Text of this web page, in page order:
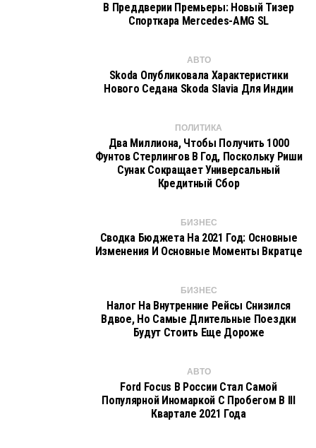
В Преддверии Премьеры: Новый Тизер
Спорткара Mercedes-AMG SL
АВТО
Skoda Опубликовала Характеристики
Нового Седана Skoda Slavia Для Индии
ПОЛИТИКА
Два Миллиона, Чтобы Получить 1000
Фунтов Стерлингов В Год, Поскольку Риши
Сунак Сокращает Универсальный
Кредитный Сбор
БИЗНЕС
Сводка Бюджета На 2021 Год: Основные
Изменения И Основные Моменты Вкратце
БИЗНЕС
Налог На Внутренние Рейсы Снизился
Вдвое, Но Самые Длительные Поездки
Будут Стоить Еще Дороже
АВТО
Ford Focus В России Стал Самой
Популярной Иномаркой С Пробегом В III
Квартале 2021 Года